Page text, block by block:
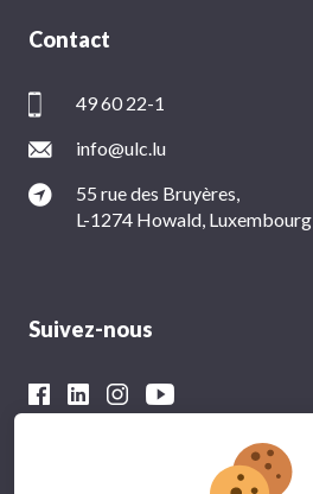
Contact
49 60 22-1
info@ulc.lu
55 rue des Bruyères,
L-1274 Howald, Luxembourg
Suivez-nous
Avec le soutien financier du